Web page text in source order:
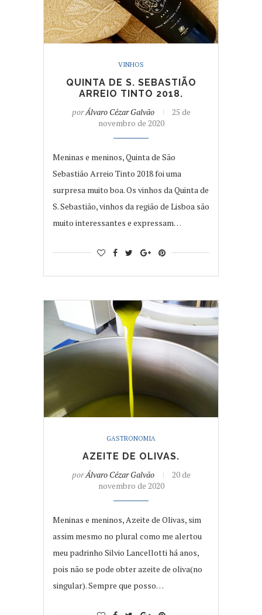
VINHOS
QUINTA DE S. SEBASTIÃO
ARREIO TINTO 2018.
porÁlvaro Cézar Galvão
25 de
novembro de 2020
Meninas e meninos, Quinta de São
Sebastião Arreio Tinto 2018 foi uma
surpresa muito boa. Os vinhos da Quinta de
S. Sebastião, vinhos da região de Lisboa são
muito interessantes e expressam…
GASTRONOMIA
AZEITE DE OLIVAS.
porÁlvaro Cézar Galvão
20 de
novembro de 2020
Meninas e meninos, Azeite de Olivas, sim
assim mesmo no plural como me alertou
meu padrinho Silvio Lancellotti há anos,
pois não se pode obter azeite de oliva(no
singular). Sempre que posso…